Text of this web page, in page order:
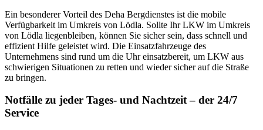
Ein besonderer Vorteil des Deha Bergdienstes ist die mobile
Verfügbarkeit im Umkreis von Lödla. Sollte Ihr LKW im Umkreis
von Lödla liegenbleiben, können Sie sicher sein, dass schnell und
effizient Hilfe geleistet wird. Die Einsatzfahrzeuge des
Unternehmens sind rund um die Uhr einsatzbereit, um LKW aus
schwierigen Situationen zu retten und wieder sicher auf die Straße
zu bringen.
Notfälle zu jeder Tages- und Nachtzeit – der 24/7
Service